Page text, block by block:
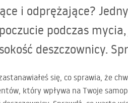
i odprężające?
podczas
deszczownicy.
się, co sprawia, że
który wpływa na Twoje